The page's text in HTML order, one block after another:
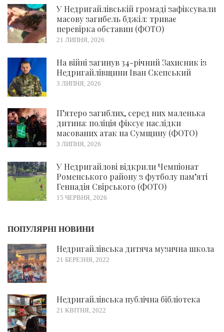
У Недригайлівській громаді зафіксували
масову загибель бджіл: триває
перевірка обставин (ФОТО)
21 ЛИПНЯ, 2026
На війні загинув 34-річний Захисник із
Недригайлівщини Іван Скепський
3 ЛИПНЯ, 2026
П’ятеро загиблих, серед них маленька
дитина: поліція фіксує наслідки
масованих атак на Сумщину (ФОТО)
3 ЛИПНЯ, 2026
У Недригайлові відкрили Чемпіонат
Роменського району з футболу пам’яті
Геннадія Свірського (ФОТО)
15 ЧЕРВНЯ, 2026
ПОПУЛЯРНІ НОВИНИ
Недригайлівська дитяча музична школа
21 БЕРЕЗНЯ, 2022
Недригайлівська публічна бібліотека
21 КВІТНЯ, 2022